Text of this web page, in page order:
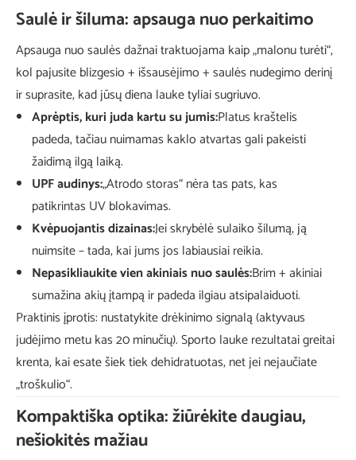
Saulė ir šiluma: apsauga nuo perkaitimo
Apsauga nuo saulės dažnai traktuojama kaip „malonu turėti“,
kol pajusite blizgesio + išsausėjimo + saulės nudegimo derinį
ir suprasite, kad jūsų diena lauke tyliai sugriuvo.
Aprėptis, kuri juda kartu su jumis:Platus kraštelis
padeda, tačiau nuimamas kaklo atvartas gali pakeisti
žaidimą ilgą laiką.
UPF audinys:„Atrodo storas“ nėra tas pats, kas
patikrintas UV blokavimas.
Kvėpuojantis dizainas:Jei skrybėlė sulaiko šilumą, ją
nuimsite – tada, kai jums jos labiausiai reikia.
Nepasikliaukite vien akiniais nuo saulės:Brim + akiniai
sumažina akių įtampą ir padeda ilgiau atsipalaiduoti.
Praktinis įprotis: nustatykite drėkinimo signalą (aktyvaus
judėjimo metu kas 20 minučių). Sporto lauke rezultatai greitai
krenta, kai esate šiek tiek dehidratuotas, net jei nejaučiate
„troškulio“.
Kompaktiška optika: žiūrėkite daugiau,
nešiokitės mažiau